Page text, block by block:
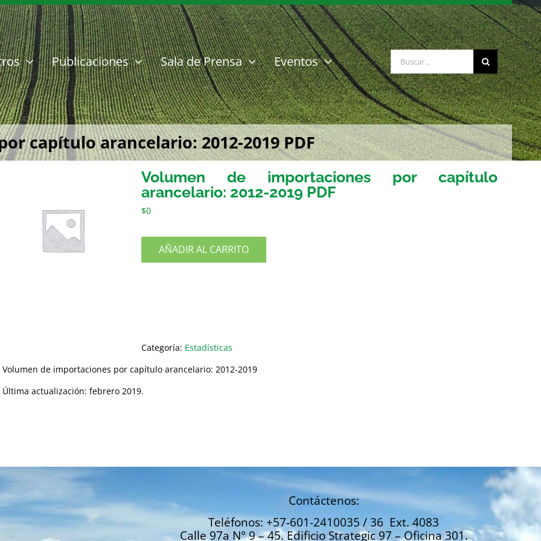
Publicaciones Sala de Prensa Eventos Buscar:
capítulo arancelario: 2012-2019 PDF
Volumen de importaciones por capítulo
arancelario: 2012-2019 PDF
$0
AÑADIR AL CARRITO
Categoría: Estadísticas
Volumen de importaciones por capítulo arancelario: 2012-2019
Última actualización: febrero 2019.
Contáctenos:
Teléfonos: +57-601-2410035 / 36 Ext. 4083
Calle 97a N° 9 – 45. Edificio Strategic 97 – Oficina 301.